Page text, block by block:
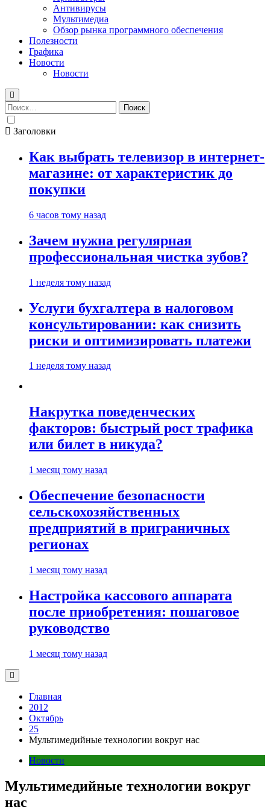
Антивирусы
Мультимедиа
Обзор рынка программного обеспечения
Полезности
Графика
Новости
Новости
Найти:
Заголовки
Как выбрать телевизор в интернет-
магазине: от характеристик до
покупки
6 часов тому назад
Зачем нужна регулярная
профессиональная чистка зубов?
1 неделя тому назад
Услуги бухгалтера в налоговом
консультировании: как снизить
риски и оптимизировать платежи
1 неделя тому назад
Накрутка поведенческих
факторов: быстрый рост трафика
или билет в никуда?
1 месяц тому назад
Обеспечение безопасности
сельскохозяйственных
предприятий в приграничных
регионах
1 месяц тому назад
Настройка кассового аппарата
после приобретения: пошаговое
руководство
1 месяц тому назад
Главная
2012
Октябрь
25
Мультимедийные технологии вокруг нас
Новости
Мультимедийные технологии вокруг
нас